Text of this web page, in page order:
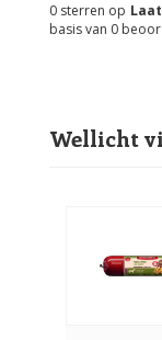
0 sterren op
basis van 0
Wellicht